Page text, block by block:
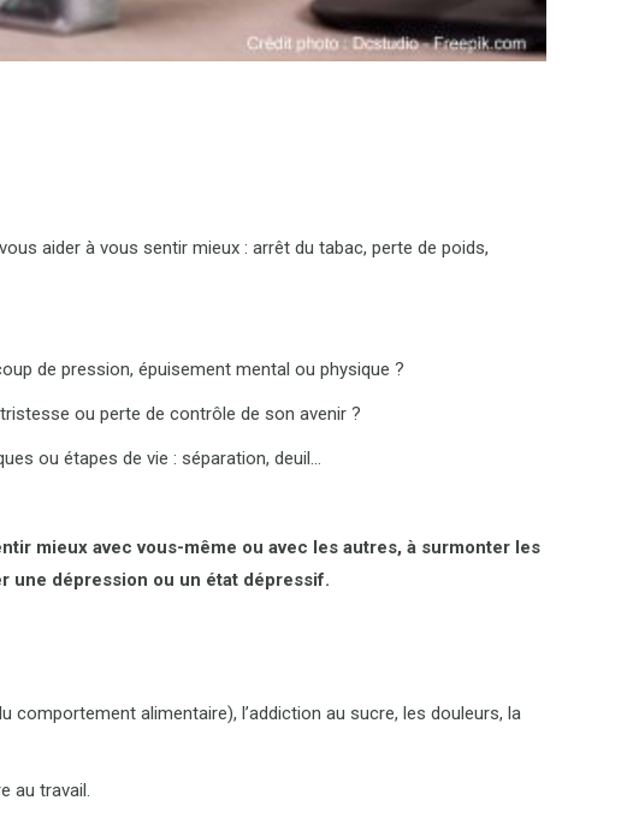
aider à vous sentir mieux : arrêt du tabac, perte de poids,
de pression, épuisement mental ou physique ?
ou perte de contrôle de son avenir ?
ou étapes de vie : séparation, deuil…
mieux avec vous-même ou avec les autres, à surmonter les
une dépression ou un état dépressif.
comportement alimentaire), l’addiction au sucre, les douleurs, la
au travail.